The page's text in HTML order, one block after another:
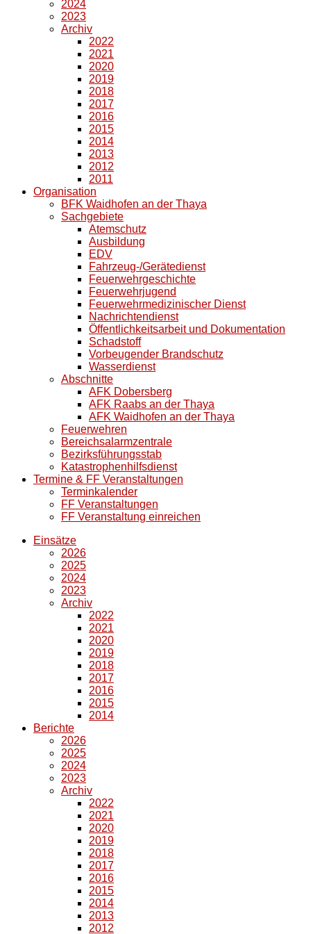
2024
2023
Archiv
2022
2021
2020
2019
2018
2017
2016
2015
2014
2013
2012
2011
Organisation
BFK Waidhofen an der Thaya
Sachgebiete
Atemschutz
Ausbildung
EDV
Fahrzeug-/Gerätedienst
Feuerwehrgeschichte
Feuerwehrjugend
Feuerwehrmedizinischer Dienst
Nachrichtendienst
Öffentlichkeitsarbeit und Dokumentation
Schadstoff
Vorbeugender Brandschutz
Wasserdienst
Abschnitte
AFK Dobersberg
AFK Raabs an der Thaya
AFK Waidhofen an der Thaya
Feuerwehren
Bereichsalarmzentrale
Bezirksführungsstab
Katastrophenhilfsdienst
Termine & FF Veranstaltungen
Terminkalender
FF Veranstaltungen
FF Veranstaltung einreichen
Einsätze
2026
2025
2024
2023
Archiv
2022
2021
2020
2019
2018
2017
2016
2015
2014
Berichte
2026
2025
2024
2023
Archiv
2022
2021
2020
2019
2018
2017
2016
2015
2014
2013
2012